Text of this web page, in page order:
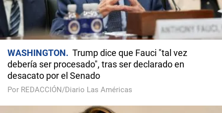
WASHINGTON
Trump dice que Fauci "tal vez
debería ser procesado", tras ser declarado en
desacato por el Senado
Por REDACCIÓN/Diario Las Américas